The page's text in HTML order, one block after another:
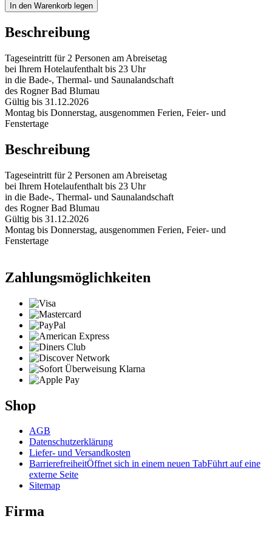
In den Warenkorb legen
Beschreibung
Tageseintritt für 2 Personen am Abreisetag
bei Ihrem Hotelaufenthalt bis 23 Uhr
in die Bade-, Thermal- und Saunalandschaft
des Rogner Bad Blumau
Gültig bis 31.12.2026
Montag bis Donnerstag, ausgenommen Ferien, Feier- und
Fenstertage
Beschreibung
Tageseintritt für 2 Personen am Abreisetag
bei Ihrem Hotelaufenthalt bis 23 Uhr
in die Bade-, Thermal- und Saunalandschaft
des Rogner Bad Blumau
Gültig bis 31.12.2026
Montag bis Donnerstag, ausgenommen Ferien, Feier- und
Fenstertage
Zahlungsmöglichkeiten
Shop
AGB
Datenschutzerklärung
Liefer- und Versandkosten
BarrierefreiheitÖffnet sich in einem neuen TabFührt auf eine
externe Seite
Sitemap
Firma